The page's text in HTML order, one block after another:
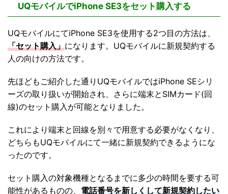
UQモバイルでiPhone SE3をセット購入する
UQモバイルにてiPhone SE3を使用する2つ目の方法は、
「セット購入」になります。UQモバイルに新規契約する
人の向けの方法です。
先ほどもご紹介した通りUQモバイルではiPhone SEシリ
ーズの取り扱いが開始され、さらに端末とSIMカード(回
線)のセット購入が可能となりました。
これにより端末と回線を別々で用意する必要がなくなり、
どちらもUQモバイルにて一緒に新規契約できるようにな
ったのです。
セット購入の対象機種となるまでに多少の時間を要する可
能性があるものの、 電話番号を新しくして新規契約したい